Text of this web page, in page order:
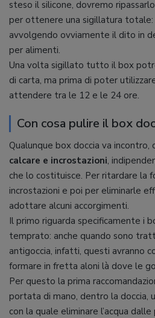
steso il silicone, dovremo
per ottenere una sigillatura
avvolgendo ovviamente il dito in
per alimenti.
Una volta sigillato tutto il box
di carta, ma prima di poter
attendere tra le 12 e le 24 ore.
Con cosa pulire il box
Qualunque box doccia va incontro,
calcare e incrostazioni,
che lo costituisce. Per ritardare la
incrostazioni e poi per eliminarle
adottare alcuni accorgimenti.
Il primo riguarda specificamente i
temprato: anche quando sono
antigoccia, infatti, questi avranno
formare in fretta aloni là dove le
Per questo la prima
portata di mano, dentro la doccia,
con la quale eliminare l’acqua